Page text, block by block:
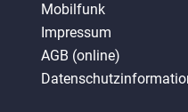
Mobilfunk
Impressum
AGB (online)